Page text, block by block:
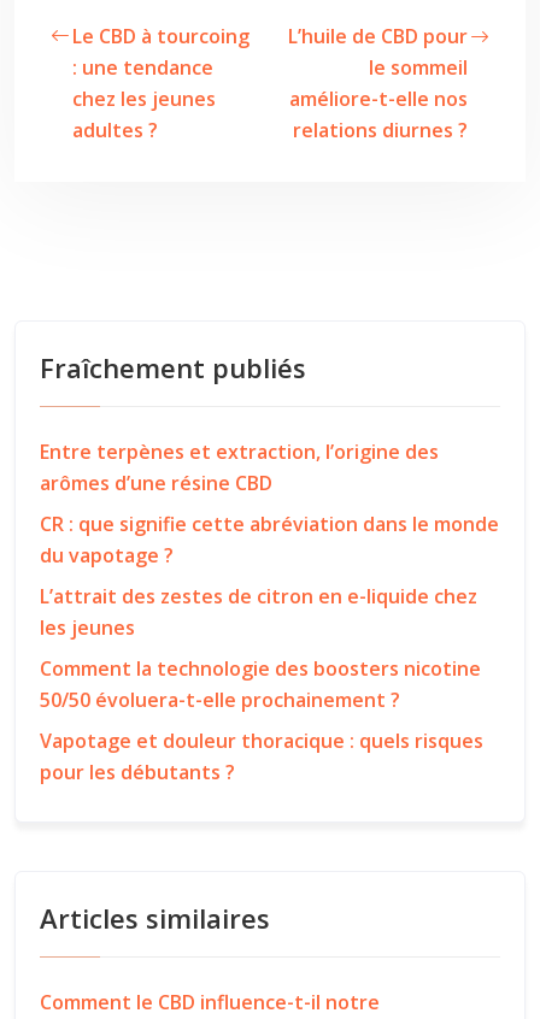
Le CBD à tourcoing
: une tendance
chez les jeunes
adultes ?
L’huile de CBD pour
le sommeil
améliore-t-elle nos
relations diurnes ?
Fraîchement publiés
Entre terpènes et extraction, l’origine des
arômes d’une résine CBD
CR : que signifie cette abréviation dans le monde
du vapotage ?
L’attrait des zestes de citron en e-liquide chez
les jeunes
Comment la technologie des boosters nicotine
50/50 évoluera-t-elle prochainement ?
Vapotage et douleur thoracique : quels risques
pour les débutants ?
Articles similaires
Comment le CBD influence-t-il notre